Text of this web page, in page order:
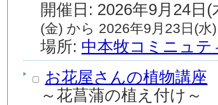
(金) から 2026年9月23日(水
場所: 中本牧コミニュテ
お花屋さんの植物講座
～花菖蒲の植え付け～